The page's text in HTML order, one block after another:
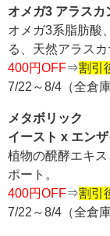
オメガ3 アラス
オメガ3系脂肪酸
る、天然アラスカ
400円OFF⇒割引
7/22～8/4（全倉
メタボリック
イースト x エン
植物の醗酵エキ
ポート。
400円OFF⇒割引
7/22～8/4（全倉